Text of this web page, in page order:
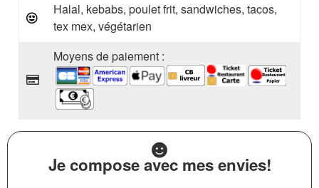
Halal, kebabs, poulet frit, sandwiches, tacos,
tex mex, végétarien
Moyens de paiement :
Je compose avec mes envies!